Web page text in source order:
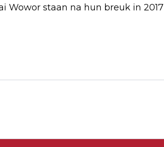
Wowor staan na hun breuk in
NEDERLANDSE